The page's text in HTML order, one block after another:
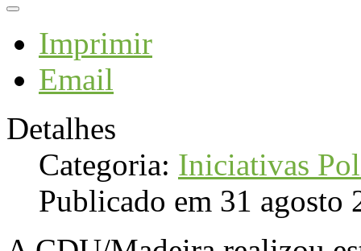
Imprimir
Email
Detalhes
Categoria: Iniciativas
Publicado em 31 agosto